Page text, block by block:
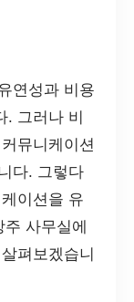
연성과 비용
. 그러나 비
뮤니케이션
다. 그렇다
이션을 유
사무실에
펴보겠습니